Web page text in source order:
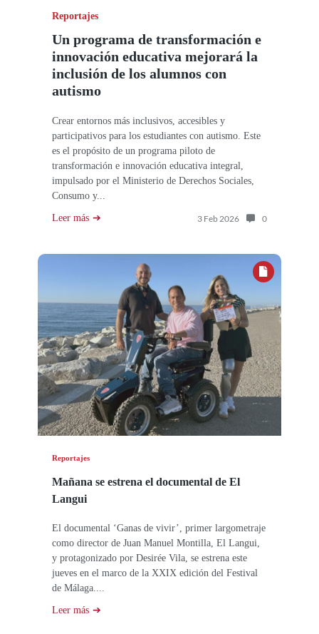
Reportajes
Un programa de transformación e
innovación educativa mejorará la
inclusión de los alumnos con
autismo
Crear entornos más inclusivos, accesibles y
participativos para los estudiantes con autismo. Este
es el propósito de un programa piloto de
transformación e innovación educativa integral,
impulsado por el Ministerio de Derechos Sociales,
Consumo y...
Leer más 3 Feb 2026 Número de
0
Reportajes
Mañana se estrena el documental de El
Langui
El documental ‘Ganas de vivir’, primer largometraje
como director de Juan Manuel Montilla, El Langui,
y protagonizado por Desirée Vila, se estrena este
jueves en el marco de la XXIX edición del Festival
de Málaga....
Leer más